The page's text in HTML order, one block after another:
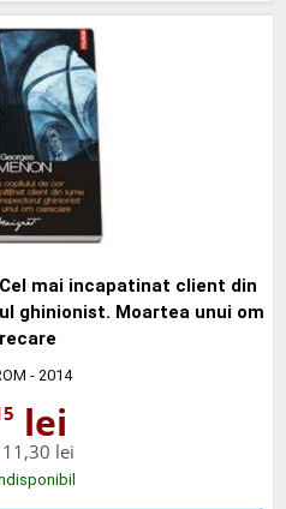
mai incapatinat client din
ghinionist. Moartea unui om
- 2014
lei
11,30 lei